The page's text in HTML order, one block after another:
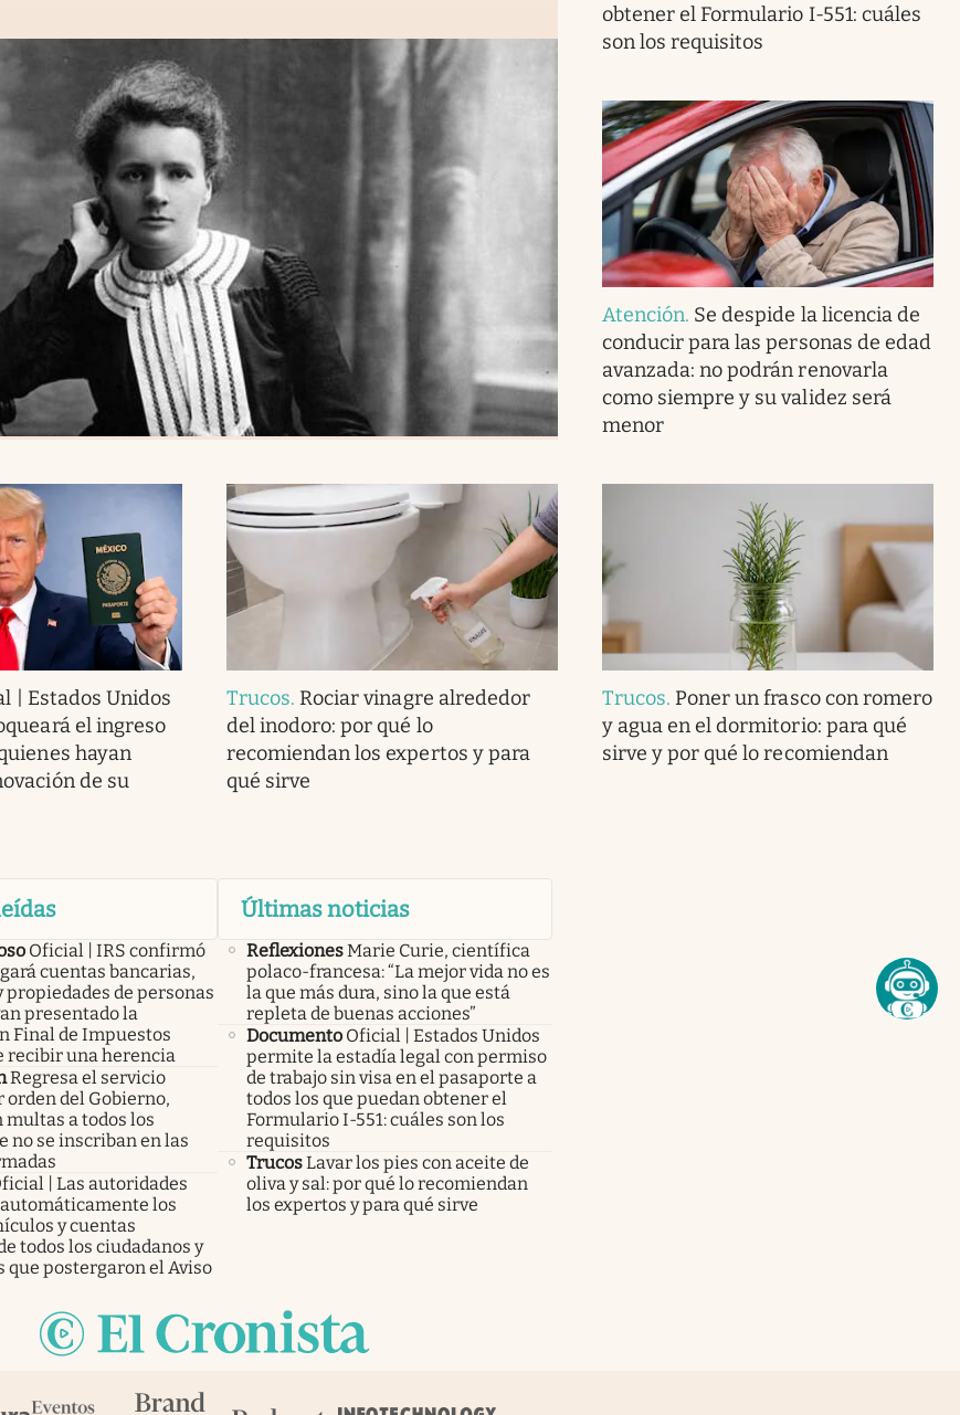
obtener el Formulario I-551: cuáles
son los requisitos
Atención. Se despide la licencia de
conducir para las personas de edad
avanzada: no podrán renovarla
como siempre y su validez será
menor
| Estados Unidos
el ingreso
hayan
de su
Trucos. Rociar vinagre alrededor
del inodoro: por qué lo
recomiendan los expertos y para
qué sirve
Trucos. Poner un frasco con romero
y agua en el dormitorio: para qué
sirve y por qué lo recomiendan
Oficial | IRS confirmó
cuentas bancarias,
propiedades de personas
presentado la
Final de Impuestos
recibir una herencia
Regresa el servicio
del Gobierno,
a todos los
no se inscriban en las
| Las autoridades
los
y cuentas
todos los ciudadanos y
que postergaron el Aviso
Últimas noticias
ReflexionesMarie Curie, científica
polaco-francesa: “La mejor vida no es
la que más dura, sino la que está
repleta de buenas acciones”
Documento Oficial | Estados Unidos
permite la estadía legal con permiso
de trabajo sin visa en el pasaporte a
todos los que puedan obtener el
Formulario I-551: cuáles son los
requisitos
TrucosLavar los pies con aceite de
oliva y sal: por qué lo recomiendan
los expertos y para qué sirve